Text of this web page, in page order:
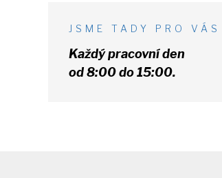
JSME TADY PRO VÁS
Každý pracovní den
od 8:00 do 15:00.